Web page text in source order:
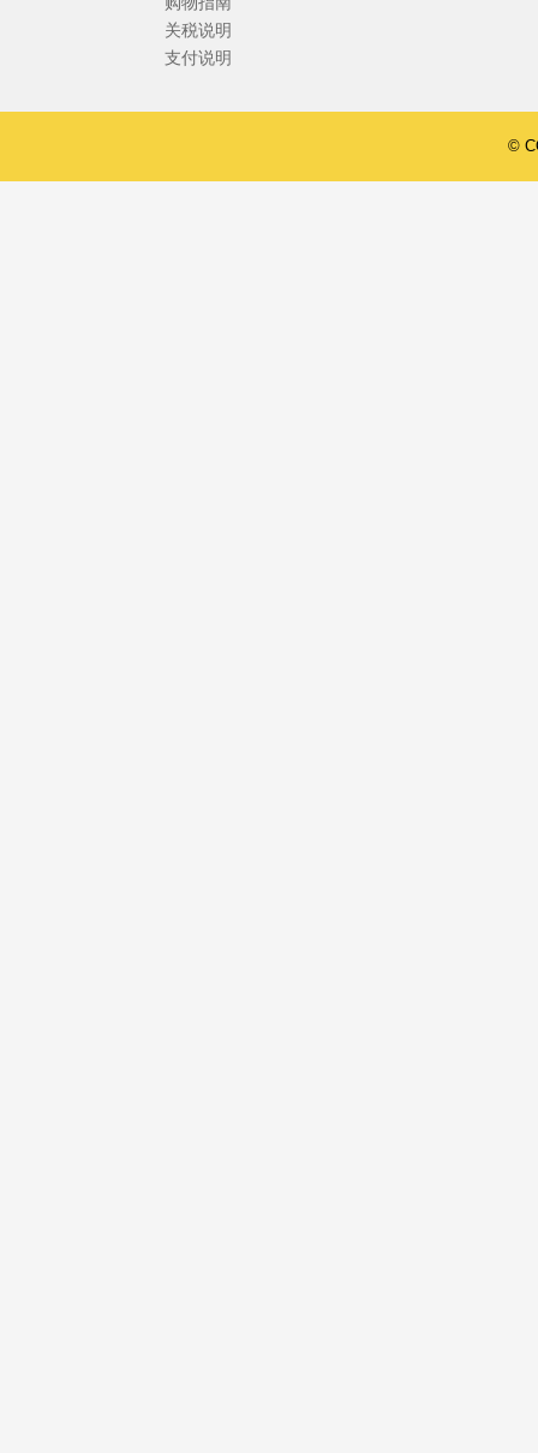
关税说明
支付说明
©